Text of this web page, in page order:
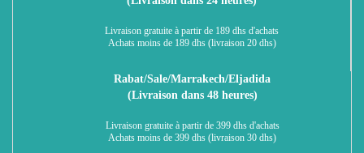
Livraison gratuite à partir de 189 dhs d'achats
Achats moins de 189 dhs (livraison 20 dhs)
Rabat/Sale/Marrakech/Eljadida
(Livraison dans 48 heures)
Livraison gratuite à partir de 399 dhs d'achats
Achats moins de 399 dhs (livraison 30 dhs)